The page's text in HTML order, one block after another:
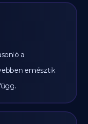
a
emésztik.